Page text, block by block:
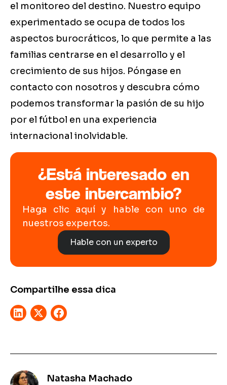
el monitoreo del destino. Nuestro equipo
experimentado se ocupa de todos los
aspectos burocráticos, lo que permite a las
familias centrarse en el desarrollo y el
crecimiento de sus hijos. Póngase en
contacto con nosotros y descubra cómo
podemos transformar la pasión de su hijo
por el fútbol en una experiencia
internacional inolvidable.
¿Está interesado en
este intercambio?
Haga clic aquí y hable con uno de
nuestros expertos.
Hable con un experto
Compartilhe essa dica
Natasha Machado